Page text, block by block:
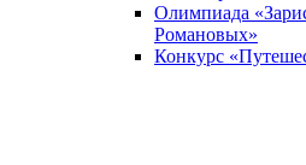
Олимпиада
Романовых»
Конкурс